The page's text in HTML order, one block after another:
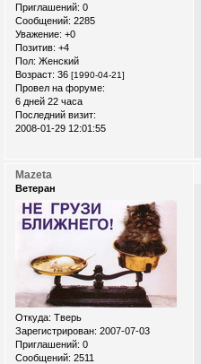
Приглашений: 0
Сообщений: 2285
Уважение: +0
Позитив: +4
Пол: Женский
Возраст: 36 [1990-04-21]
Провел на форуме:
6 дней 22 часа
Последний визит:
2008-01-29 12:01:55
Mazeta
Ветеран
Откуда: Тверь
Зарегистрирован: 2007-07-03
Приглашений: 0
Сообщений: 2511